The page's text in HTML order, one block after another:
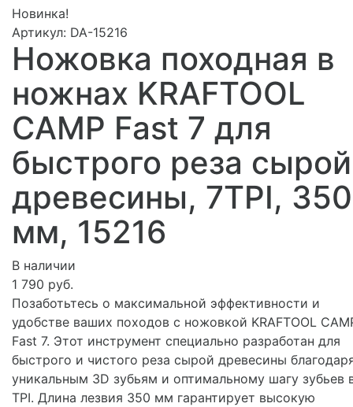
Новинка!
Артикул: DA-15216
Ножовка походная в
ножнах KRAFTOOL
CAMP Fast 7 для
быстрого реза сырой
древесины, 7TPI, 350
мм, 15216
В наличии
1 790 руб.
Позаботьтесь о максимальной эффективности и
удобстве ваших походов с ножовкой KRAFTOOL
Fast 7. Этот инструмент специально разработан для
быстрого и чистого реза сырой древесины
уникальным 3D зубьям и оптимальному шагу зубьев
TPI. Длина лезвия 350 мм гарантирует высокую